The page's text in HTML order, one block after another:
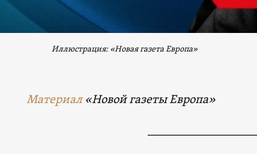
Иллюстрация: «Новая газета Европа»
Материал«Новой газеты Европа»